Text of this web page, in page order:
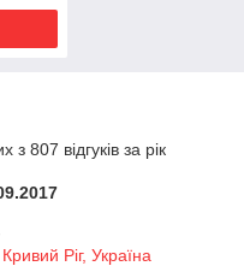
з 807 відгуків за рік
Ріг, Україна